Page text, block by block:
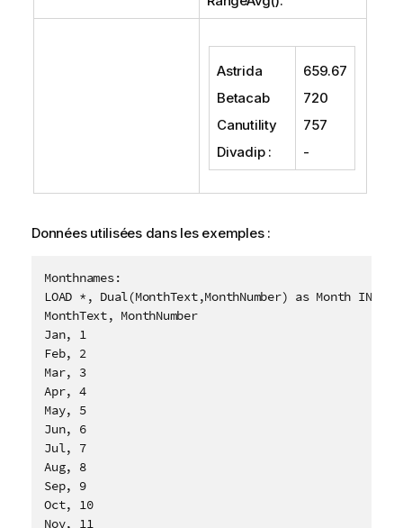
Astrida
Betacab
Canutility
Divadip:
659.67
720
757
-
Données utilisées dans les exemples :
Monthnames:
LOAD *, Dual(MonthText,MonthNumber) as Month
MonthText, MonthNumber
Jan, 1
Feb, 2
Mar, 3
Apr, 4
May, 5
Jun, 6
Jul, 7
Aug, 8
Sep, 9
Oct, 10
Nov, 11